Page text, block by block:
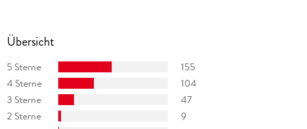
Übersicht
5 Sterne
155
4 Sterne
104
3 Sterne
47
2 Sterne
9